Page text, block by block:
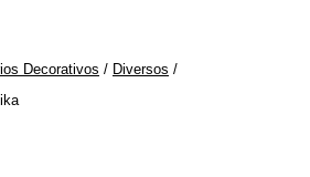
Decorativos / Diversos /